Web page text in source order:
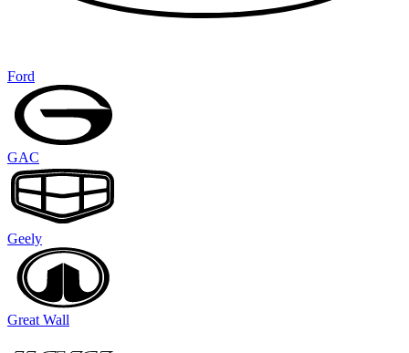
Ford
GAC
Geely
Great Wall